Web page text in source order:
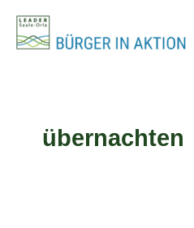
Inhalt
springen
übernachten